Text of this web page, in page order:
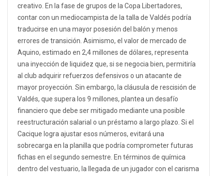
creativo. En la fase de grupos de la Copa Libertadores,
contar con un mediocampista de la talla de Valdés podría
traducirse en una mayor posesión del balón y menos
errores de transición. Asimismo, el valor de mercado de
Aquino, estimado en 2,4 millones de dólares, representa
una inyección de liquidez que, si se negocia bien, permitiría
al club adquirir refuerzos defensivos o un atacante de
mayor proyección. Sin embargo, la cláusula de rescisión de
Valdés, que supera los 9 millones, plantea un desafío
financiero que debe ser mitigado mediante una posible
reestructuración salarial o un préstamo a largo plazo. Si el
Cacique logra ajustar esos números, evitará una
sobrecarga en la planilla que podría comprometer futuras
fichas en el segundo semestre. En términos de química
dentro del vestuario, la llegada de un jugador con el carisma